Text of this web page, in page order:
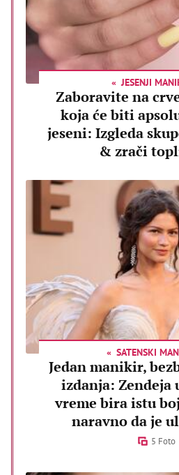
JESENJI
Zaboravite na
koja će biti
jeseni: Izgleda
& zrači
SATENSKI
Jedan manikir,
izdanja: Zendeja
vreme bira istu
naravno da je
5 Foto